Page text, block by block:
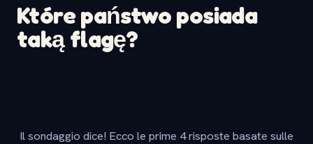
Które państwo posiada
taką flagę?
Il sondaggio dice! Ecco le prime 4 risposte basate sulle